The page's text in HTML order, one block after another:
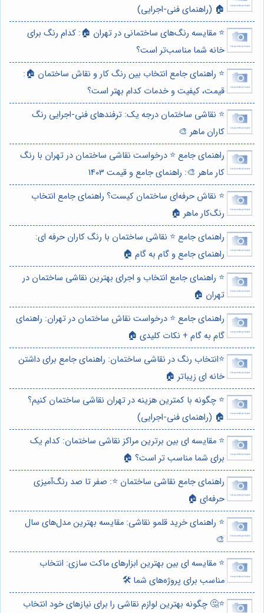
🏠 (راهنمای فنی-اجرایی)
⭐️ مقایسه رنگ‌های ساختمانی در تهران 🏠: کدام رنگ برای
خانه شما مناسب‌تر است؟
⭐️ راهنمای جامع انتخاب بین رنگ کار و نقاش ساختمان 🏠:
قیمت، کیفیت و خدمات کدام بهتر است؟
⭐️ نقاشی ساختمان درجه یک: ترفندهای فنی-اجرایی رنگ
کاران ماهر 🎨
راهنمای جامع ⭐️ درخواست نقاشی ساختمان در تهران با رنگ
کار ماهر 🎨: راهنمای جامع و قیمت 1403
⭐️ نقاش حرفه‌ای ساختمان کیست؟ راهنمای جامع انتخاب
رنگ‌کار ماهر 🏠
راهنمای جامع ⭐️ نقاشی ساختمان با رنگ کاران حرفه ای:
راهنمای جامع و گام به گام 🏠
⭐️ راهنمای جامع انتخاب و اجرای بهترین نقاشی ساختمان در
تهران 🏠
راهنمای جامع ⭐️ درخواست نقاش ساختمان در تهران: راهنمای
گام به گام + نکات کلیدی 🏠
⭐️انتخاب رنگ در نقاشی ساختمان: راهنمای جامع برای داشتن
خانه ای زیباتر 🏠
⭐️ چگونه با کمترین هزینه در تهران نقاشی ساختمان کنیم؟
🏠 (راهنمای فنی-اجرایی)
⭐️ مقایسه ای بین برترین مراکز نقاشی ساختمان: کدام یک
برای شما مناسب تر است؟ 🏠
راهنمای جامع نقاشی ساختمان ⭐️: صفر تا صد رنگ‌آمیزی
حرفه‌ای 🏠
⭐️ راهنمای خرید قلمو نقاشی: مقایسه بهترین مدل‌های سال
🎨
⭐️ مقایسه ای بین بهترین ابزارهای ماکت سازی: انتخاب
مناسب برای پروژه‌های شما 🛠️
⭐️🤔 چگونه بهترین لوازم نقاشی را برای نیازهای خود انتخاب